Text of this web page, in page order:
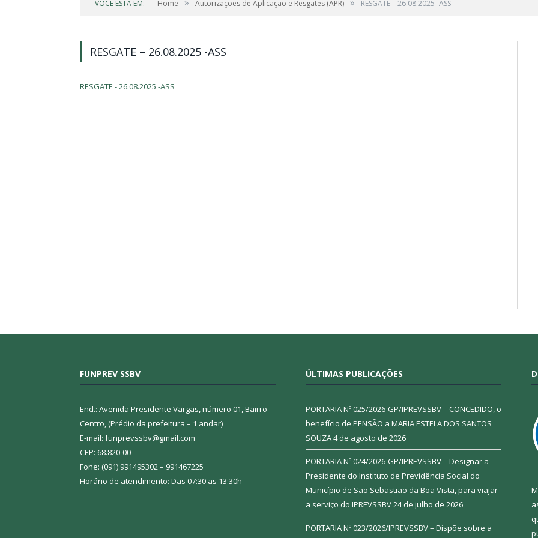
VOCÊ ESTÁ EM: Home Autorizações de Aplicação e Resgates (APR) RESGATE – 26.08.2025 -ASS
RESGATE – 26.08.2025 -ASS
RESGATE - 26.08.2025 -ASS
FUNPREV SSBV
End.: Avenida Presidente Vargas, número 01, Bairro
Centro, (Prédio da prefeitura – 1 andar)
E-mail: funprevssbv@gmail.com
CEP: 68.820-00
Fone: (091) 991495302 – 991467225
Horário de atendimento: Das 07:30 as 13:30h
ÚLTIMAS PUBLICAÇÕES
PORTARIA Nº 025/2026-GP/IPREVSSBV – CONCEDIDO, o
benefício de PENSÃO a MARIA ESTELA DOS SANTOS
SOUZA4 de agosto de 2026
PORTARIA Nº 024/2026-GP/IPREVSSBV – Designar a
Presidente do Instituto de Previdência Social do
Município de São Sebastião da Boa Vista, para viajar
a serviço do IPREVSSBV24 de julho de 2026
PORTARIA Nº 023/2026/IPREVSSBV – Dispõe sobre a